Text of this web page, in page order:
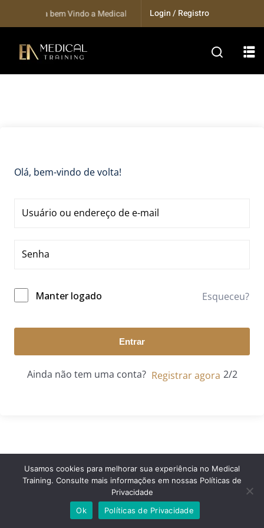
Seja bem Vindo a Medical Training...Login / Registro
Olá, bem-vindo de volta!
Manter logado Esqueceu?
Entrar
Ainda não tem uma conta? Registrar agora
© 2024 Medical Training. Todos os direitos reservados.
Usamos cookies para melhorar sua experiência no Medical
Training. Consulte mais informações em nossas Políticas de
Privacidade
Ok
Políticas de Privacidade